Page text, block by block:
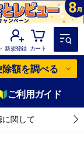
新規登録 カート
除額を調べる
ご利用ガイド
に関して